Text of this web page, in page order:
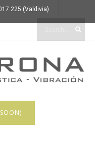
(Valdivia)